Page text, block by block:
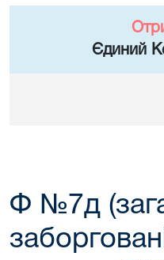
Єдиний
Ф №7д